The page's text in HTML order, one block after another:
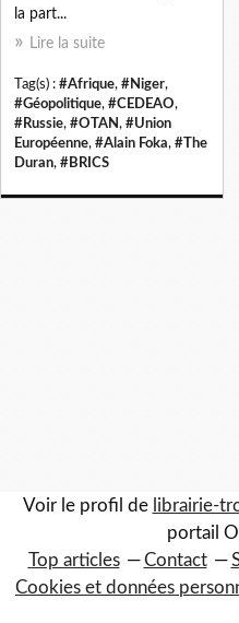
la part...
Lire la suite
Tag(s) : #Afrique, #Niger,
#Géopolitique, #CEDEAO,
#Russie, #OTAN, #Union
Européenne, #Alain Foka, #The
Duran, #BRICS
Voir le profil de librairie-
portail
Top articles
Contact
Cookies et données